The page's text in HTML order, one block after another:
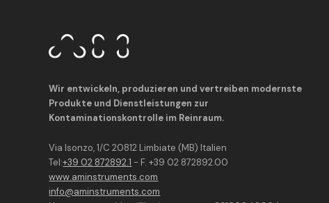
Wir entwickeln, produzieren und vertreiben modernste
Produkte und Dienstleistungen zur
Kontaminationskontrolle im Reinraum.
Via Isonzo, 1/C 20812 Limbiate (MB) Italien
Tel:+39 02 872892.1 - F. +39 02 872892.00
www.aminstruments.com
info@aminstruments.com